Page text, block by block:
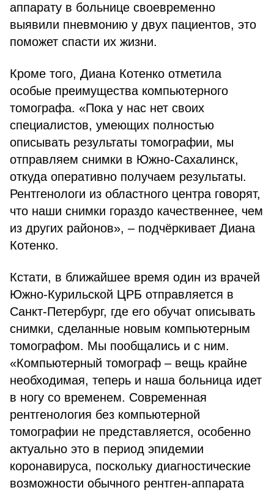
аппарату в больнице своевременно
выявили пневмонию у двух пациентов, это
поможет спасти их жизни.
Кроме того, Диана Котенко отметила
особые преимущества компьютерного
томографа. «Пока у нас нет своих
специалистов, умеющих полностью
описывать результаты томографии, мы
отправляем снимки в Южно-Сахалинск,
откуда оперативно получаем результаты.
Рентгенологи из областного центра говорят,
что наши снимки гораздо качественнее, чем
из других районов», – подчёркивает Диана
Котенко.
Кстати, в ближайшее время один из врачей
Южно-Курильской ЦРБ отправляется в
Санкт-Петербург, где его обучат описывать
снимки, сделанные новым компьютерным
томографом. Мы пообщались и с ним.
«Компьютерный томограф – вещь крайне
необходимая, теперь и наша больница идет
в ногу со временем. Современная
рентгенология без компьютерной
томографии не представляется, особенно
актуально это в период эпидемии
коронавируса, поскольку диагностические
возможности обычного рентген-аппарата